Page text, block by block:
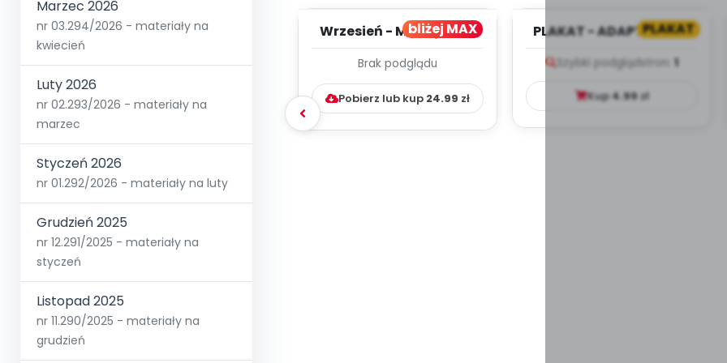
Marzec 2026
nr 03.294/2026 - materiały na
kwiecień
Luty 2026
nr 02.293/2026 - materiały na
marzec
Styczeń 2026
nr 01.292/2026 - materiały na luty
Grudzień 2025
nr 12.291/2025 - materiały na
styczeń
Listopad 2025
nr 11.290/2025 - materiały na
grudzień
bliżej MAX
Wrzesień - MIESIĘCZNY
WYCHOWAWCZO –
DYDAKTYC...
Brak podglądu
Pobierz lub kup 24.99 zł
PLAKAT
PLAKAT - ADAPTACJA -
Szybki podglądstron: 1
Kup4.99zł